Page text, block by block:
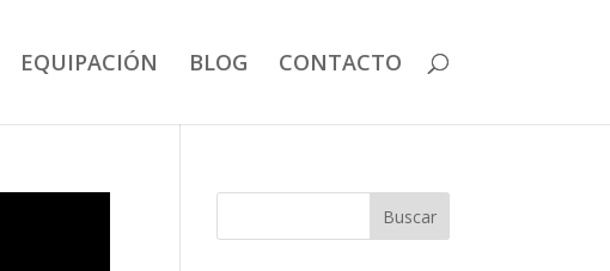
EQUIPACIÓN BLOG CONTACTO